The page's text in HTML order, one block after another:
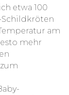
etwa 100
Schildkröten
am
mehr